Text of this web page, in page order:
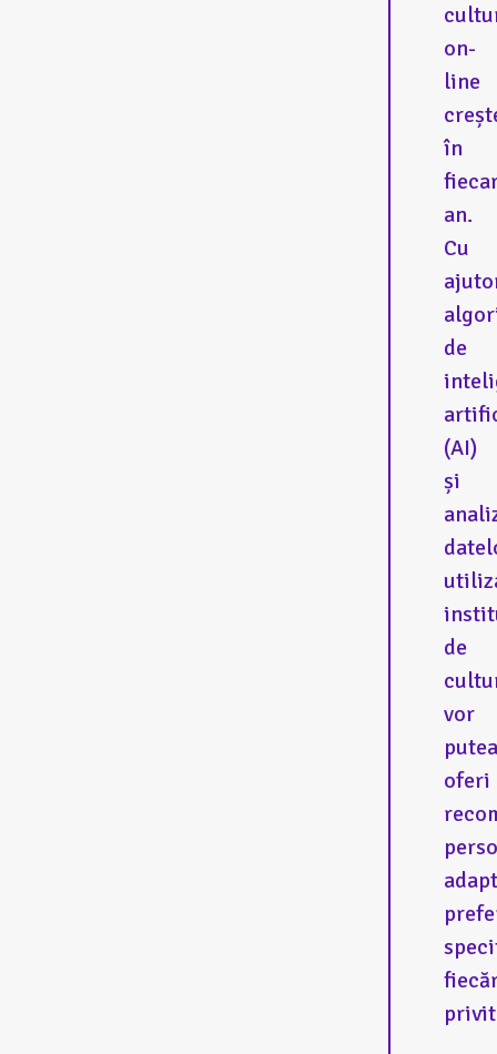
on-
line
în
an.
Cu
de
(AI)
și
de
vor
putea
oferi